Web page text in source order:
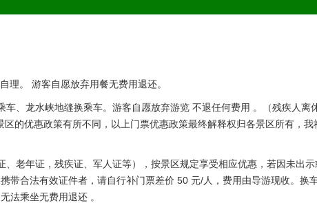
理。 游客自愿放弃用餐无费用退还。
、龙水峡地缝换乘车。游客自愿放弃游览 不退任何费用 。（残疾人离
的优惠政策有所不同，以上门票优惠政策最终解释权归各景区所有，我
老年证，残疾证、军人证等），按景区规定享受相应优惠，若因未出示
带合法有效证件者，请自行补门票差价 50 元/人，费用由导游现收。换
法乘坐无费用退还 。